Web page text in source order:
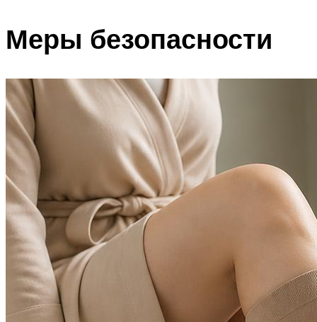
Меры безопасности